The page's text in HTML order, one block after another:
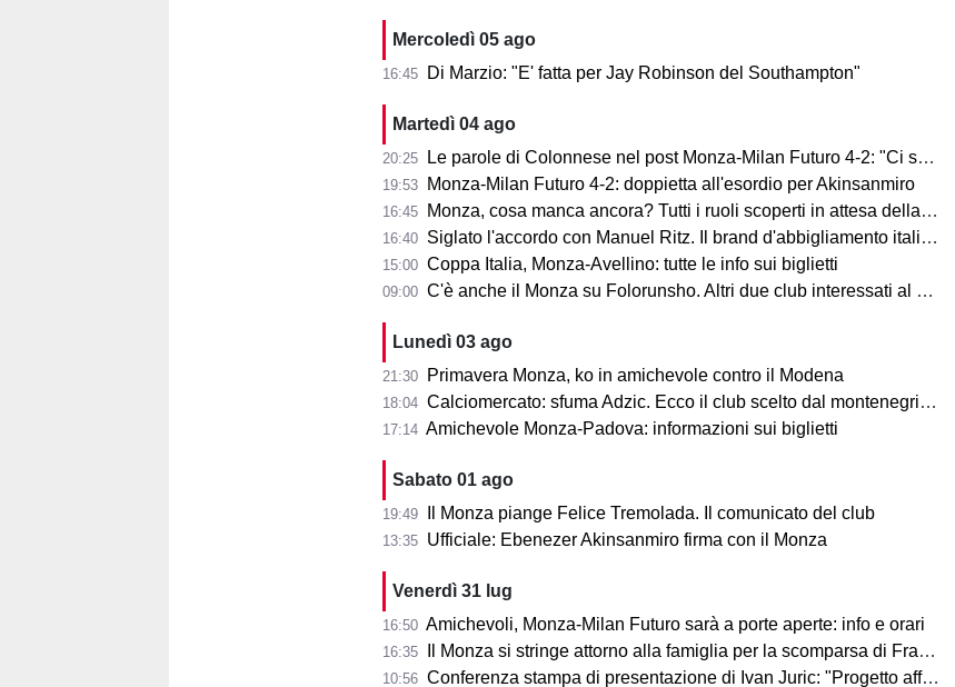
Mercoledì 05 ago
16:45 Di Marzio: "E' fatta per Jay Robinson del Southampton"
Martedì 04 ago
20:25 Le parole di Colonnese nel post Monza-Milan Futuro 4-2: "Ci sentiamo importanti"
19:53 Monza-Milan Futuro 4-2: doppietta all'esordio per Akinsanmiro
16:45 Monza, cosa manca ancora? Tutti i ruoli scoperti in attesa della fine del mercato
16:40 Siglato l'accordo con Manuel Ritz. Il brand d'abbigliamento italiano vestirà il Monza
15:00 Coppa Italia, Monza-Avellino: tutte le info sui biglietti
09:00 C'è anche il Monza su Folorunsho. Altri due club interessati al giocatore
Lunedì 03 ago
21:30 Primavera Monza, ko in amichevole contro il Modena
18:04 Calciomercato: sfuma Adzic. Ecco il club scelto dal montenegrino.
17:14 Amichevole Monza-Padova: informazioni sui biglietti
Sabato 01 ago
19:49 Il Monza piange Felice Tremolada. Il comunicato del club
13:35 Ufficiale: Ebenezer Akinsanmiro firma con il Monza
Venerdì 31 lug
16:50 Amichevoli, Monza-Milan Futuro sarà a porte aperte: info e orari
16:35 Il Monza si stringe attorno alla famiglia per la scomparsa di Franco Baresi
10:56 Conferenza stampa di presentazione di Ivan Juric: "Progetto affascinante"